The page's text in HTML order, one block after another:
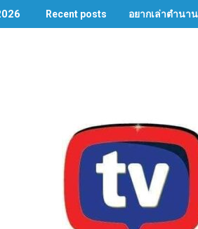
Recent posts อยากเล่าตำนา